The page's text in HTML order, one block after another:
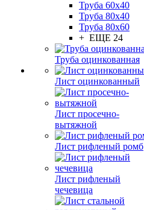
Труба 60x40
Труба 80x40
Труба 80x60
+ ЕЩЕ 24
Труба оцинкованная
Лист оцинкованный
Лист просечно-
вытяжной
Лист рифленый ромб
Лист рифленый
чечевица